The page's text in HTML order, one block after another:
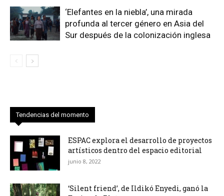
‘Elefantes en la niebla’, una mirada
profunda al tercer género en Asia del
Sur después de la colonización inglesa
Tendencias del momento
ESPAC explora el desarrollo de proyectos
artísticos dentro del espacio editorial
junio 8, 2022
‘Silent friend’, de Ildikó Enyedi, ganó la